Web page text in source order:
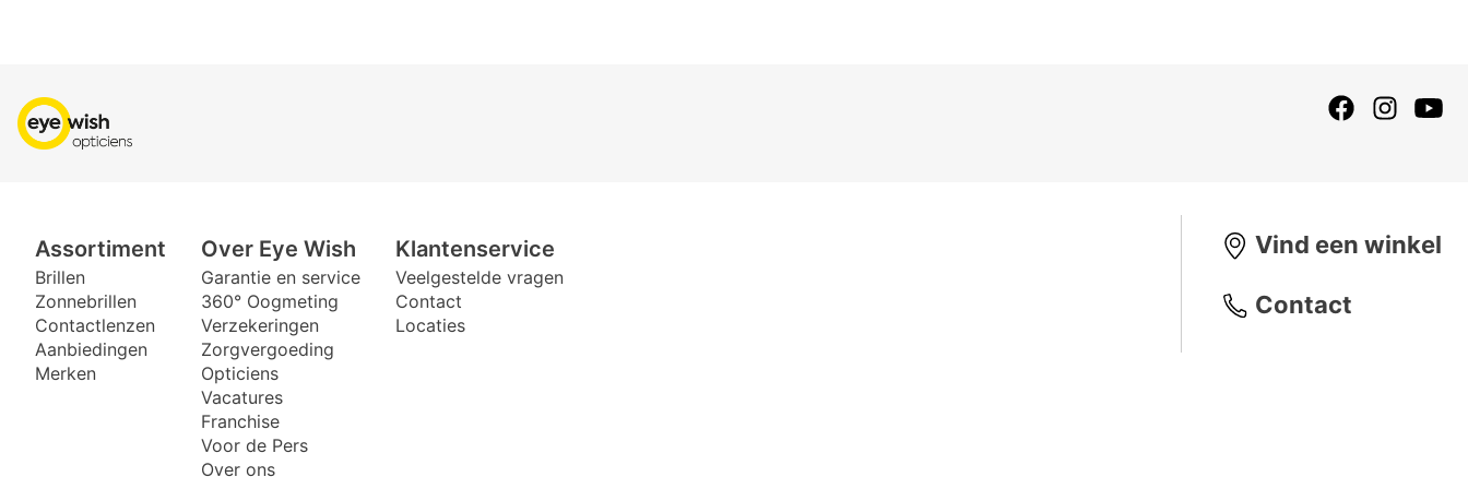
Assortiment
Brillen
Zonnebrillen
Contactlenzen
Aanbiedingen
Merken
Over Eye Wish
Garantie en service
360° Oogmeting
Verzekeringen
Zorgvergoeding
Opticiens
Vacatures
Franchise
Voor de Pers
Over ons
Klantenservice
Veelgestelde vragen
Contact
Locaties
Vind een winkel
Contact